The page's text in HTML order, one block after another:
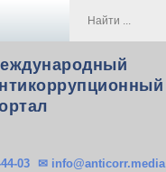
03
✉ info@anticorr.media